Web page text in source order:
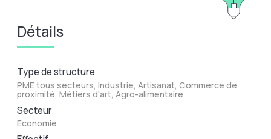
Détails
Type de structure
PME tous secteurs, Industrie, Artisanat, Commerce de
proximité, Métiers d'art, Agro-alimentaire
Secteur
Economie